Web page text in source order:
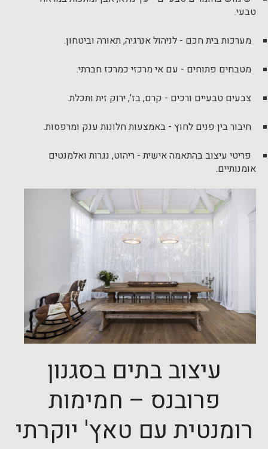
טבעי.
מערכות בית חכם - לניהול אנרגיה, תאורה וביטחון.
מטבחים פתוחים - עם אי מרכזי כמרכז חברתי.
צבעים טבעיים ורכים - קרם, בז', ירוק זית ותכלת.
חיבור בין פנים לחוץ - באמצעות חלונות ענק ומרפסות.
פריטי עיצוב בהתאמה אישית - ריהוט, נגרות ואלמנטים
אומנותיים.
עיצוב בתים בסגנון
פרובנס – חמימות
רומנטית עם טאץ' יוקרתי